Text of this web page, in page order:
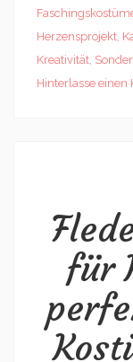
Herzensprojekt,
Kreativität,
Hinterlasse
für